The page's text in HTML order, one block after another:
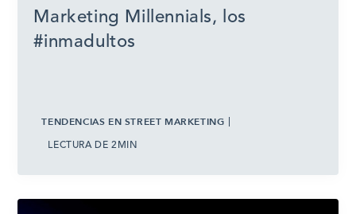
Marketing Millennials, los
#inmadultos
TENDENCIAS EN STREET MARKETING
LECTURA DE 2MIN